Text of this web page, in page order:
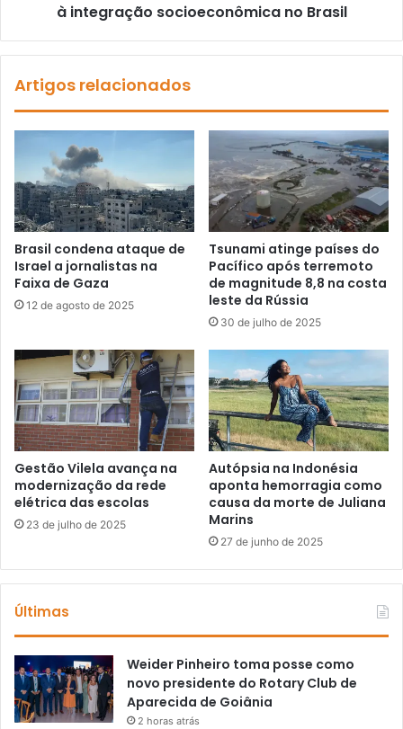
à integração socioeconômica no Brasil
Artigos relacionados
Brasil condena ataque de
Israel a jornalistas na
Faixa de Gaza
12 de agosto de 2025
Tsunami atinge países do
Pacífico após terremoto
de magnitude 8,8 na costa
leste da Rússia
30 de julho de 2025
Gestão Vilela avança na
modernização da rede
elétrica das escolas
23 de julho de 2025
Autópsia na Indonésia
aponta hemorragia como
causa da morte de Juliana
Marins
27 de junho de 2025
Últimas
Weider Pinheiro toma posse como
novo presidente do Rotary Club de
Aparecida de Goiânia
2 horas atrás